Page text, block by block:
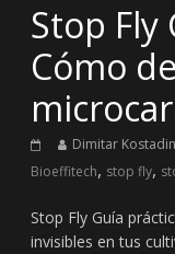
Stop Fly
Cómo
Dimitar
Bioeffitech, stop fly,
Stop Fly Guía
invisibles en tus